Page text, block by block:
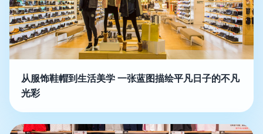
从服饰鞋帽到生活美学 一张蓝图描绘平凡日子的不凡
光彩